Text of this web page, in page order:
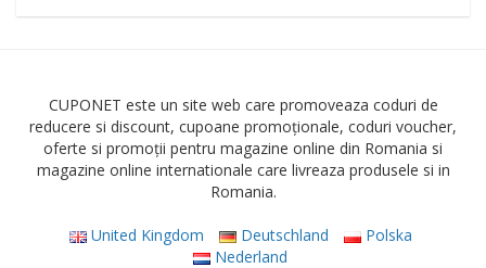
CUPONET este un site web care promoveaza coduri de
reducere si discount, cupoane promoționale, coduri voucher,
oferte si promoții pentru magazine online din Romania si
magazine online internationale care livreaza produsele si in
Romania.
United Kingdom Deutschland
Polska
Nederland